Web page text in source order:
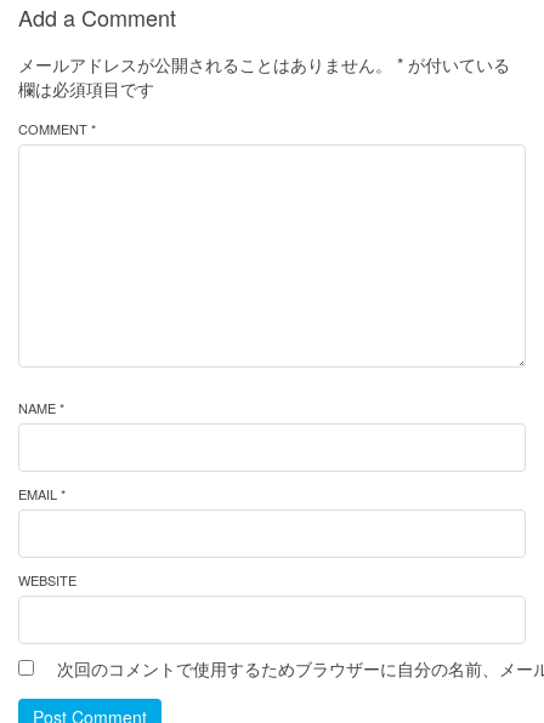
Add a Comment
メールアドレスが公開されることはありません。 * が付いている
欄は必須項目です
COMMENT *
NAME *
EMAIL *
WEBSITE
次回のコメントで使用するためブラウザーに自分の名前、メー
Post Comment